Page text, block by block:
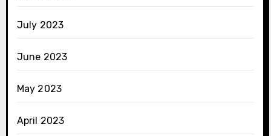
July 2023
June 2023
May 2023
April 2023